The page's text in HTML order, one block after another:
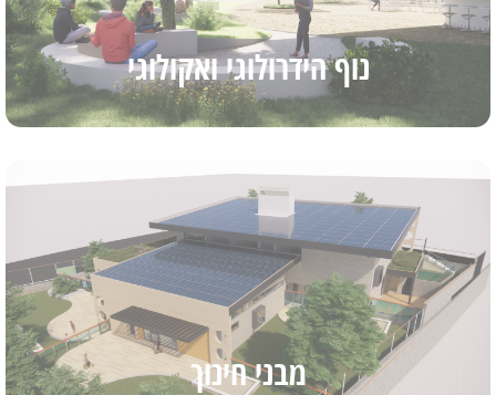
נוף הידרולוגי ואקולוגי
מבני חינוך